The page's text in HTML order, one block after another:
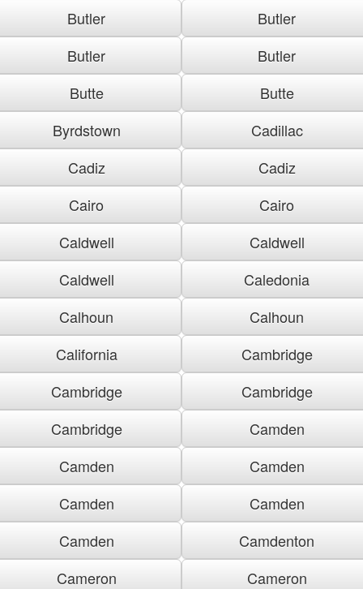
Butler
Butler
Butler
Butler
Butte
Butte
Byrdstown
Cadillac
Cadiz
Cadiz
Cairo
Cairo
Caldwell
Caldwell
Caldwell
Caledonia
Calhoun
Calhoun
California
Cambridge
Cambridge
Cambridge
Cambridge
Camden
Camden
Camden
Camden
Camden
Camden
Camdenton
Cameron
Cameron